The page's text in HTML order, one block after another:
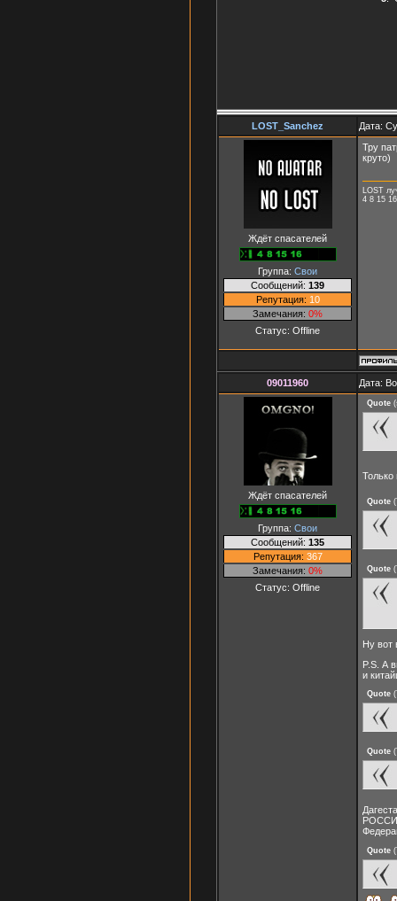
LOST_Sanchez Дата:
Ждёт спасателей
Группа: Свои
Сообщений: 139
Репутация: 10
Замечания: 0%
Статус: Offline
Тру
круто)
LOST
4 8 15
09011960 Дата:
Ждёт спасателей
Группа: Свои
Сообщений: 135
Репутация: 367
Замечания: 0%
Статус: Offline
Quote (
Только
Quote (
Quote (
Ну вот
P.S. А
и
Quote (
Quote (
Quote (